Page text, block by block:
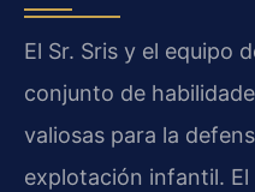
El Sr. Sris y el equipo
conjunto de
valiosas para la
explotación infantil. El